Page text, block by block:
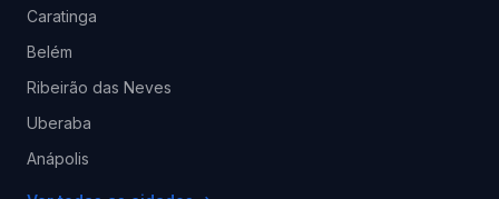
Caratinga
Belém
Ribeirão das Neves
Uberaba
Anápolis